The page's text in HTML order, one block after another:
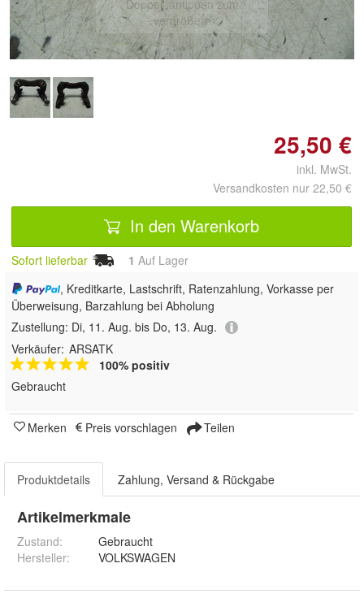
Doppelt antippen zum
vergrößern
25,50 €
inkl. MwSt.
Versandkosten nur 22,50 €
In den Warenkorb
Sofort lieferbar 1 Auf Lager
, Kreditkarte, Lastschrift, Ratenzahlung, Vorkasse per
Überweisung, Barzahlung bei Abholung
Zustellung: Di, 11. Aug. bis Do, 13. Aug.
Verkäufer: ARSATK
100% positiv
Gebraucht
Merken Preis vorschlagen Teilen
Produktdetails Zahlung, Versand & Rückgabe
Artikelmerkmale
Zustand:
Gebraucht
Hersteller: VOLKSWAGEN